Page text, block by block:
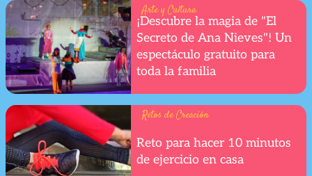
Arte y Cultura
¡Descubre la magia de "El
Secreto de Ana Nieves"! Un
espectáculo gratuito para
toda la familia
Retos de Creación
Reto para hacer 10 minutos
de ejercicio en casa